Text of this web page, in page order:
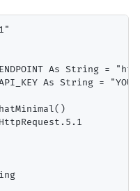
As String
As String =